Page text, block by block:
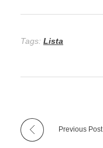
Tags: Lista
Previous Post